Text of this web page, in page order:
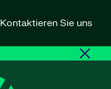
Kontaktieren Sie uns